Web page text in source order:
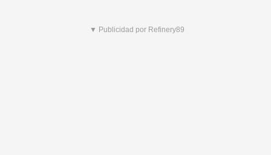
▼ Publicidad por Refinery89